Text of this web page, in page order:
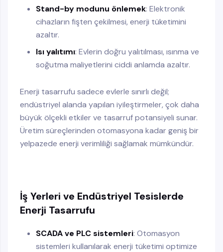
Stand-by modunu önlemek: Elektronik
cihazların fişten çekilmesi, enerji tüketimini
azaltır.
Isı yalıtımı: Evlerin doğru yalıtılması, ısınma ve
soğutma maliyetlerini ciddi anlamda azaltır.
Enerji tasarrufu sadece evlerle sınırlı değil;
endüstriyel alanda yapılan iyileştirmeler, çok daha
büyük ölçekli etkiler ve tasarruf potansiyeli sunar.
Üretim süreçlerinden otomasyona kadar geniş bir
yelpazede enerji verimliliği sağlamak mümkündür.
İş Yerleri ve Endüstriyel Tesislerde
Enerji Tasarrufu
SCADA ve PLC sistemleri: Otomasyon
sistemleri kullanılarak enerji tüketimi optimize